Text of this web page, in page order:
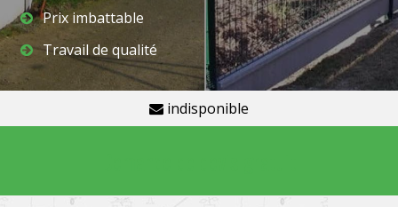
Prix imbattable
Travail de qualité
indisponible